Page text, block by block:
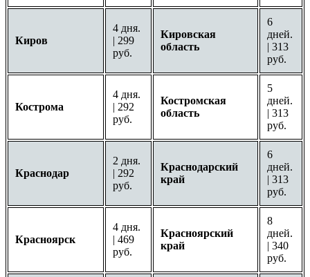
Киров
4 дня.
| 299
руб.
Кировская
область
6
дней.
| 313
руб.
Кострома
4 дня.
| 292
руб.
Костромская
область
5
дней.
| 313
руб.
Краснодар
2 дня.
| 292
руб.
Краснодарский
край
6
дней.
| 313
руб.
Красноярск
4 дня.
| 469
руб.
Красноярский
край
8
дней.
| 340
руб.